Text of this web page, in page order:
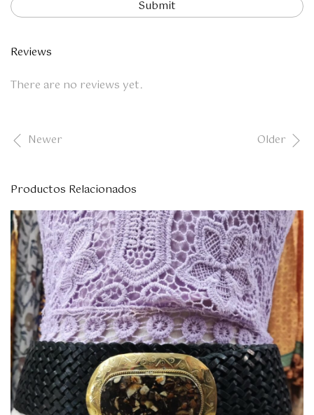
Reviews
There are no reviews yet.
Older
Newer
Productos Relacionados